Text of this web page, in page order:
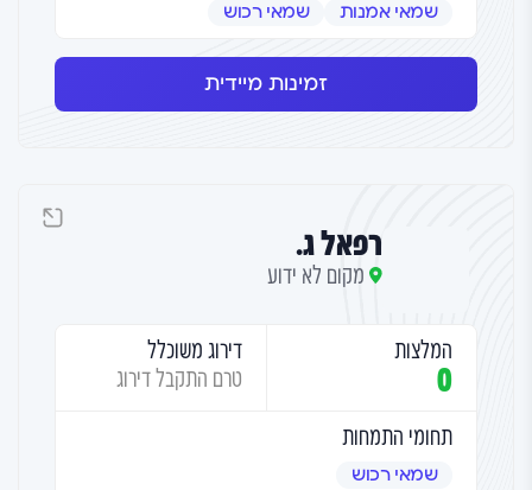
שמאי אמנות שמאי רכוש
זמינות מיידית
רפאל ג.
מקום לא ידוע
המלצות
0
דירוג משוכלל
טרם התקבל דירוג
תחומי התמחות
שמאי רכוש